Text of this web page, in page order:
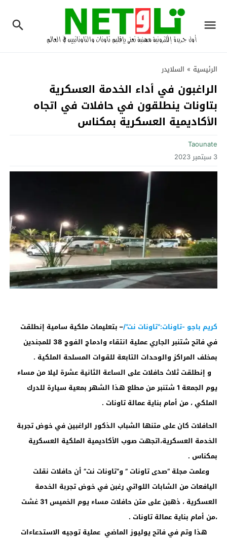
الرئيسية » السلايدر
الراغبون في أداء الخدمة العسكرية
بتاونات ينطلقون في حافلات في اتجاه
الأكاديمية العسكرية بمكناس
Taounate
3 سبتمبر 2023
كريم باجو -تاونات:”تاونات نت”/– بتعليمات ملكية سامية إنطلقت
في فاتح شتنبر الجاري عملية انتقاء وادماج الفوج 38 للمجندين
بمخلف المراكز والوحدات التابعة للقوات المسلحة الملكية .
و إنطلقت ثلاث حافلات على الساعة الثانية عشرة ليلا من مساء
يوم الجمعة 1 شتنبر من مطلع هذا الشهر بمعية سيارة للدرك
الملكي ، من أمام بناية عمالة تاونات .
الحافلات كان على متنها الشباب الذكور الراغبين في خوض تجربة
الخدمة العسكرية،اتجهت صوب الأكاديمية الملكية العسكرية
بمكناس .
وعلمت مجلة “صدى تاونات ” و”تاونات نت” أن حافلات نقلت
اليافعات من الشابات اللواتي رغبن في خوض تجربة الخدمة
العسكرية ، ذهبن على متن حافلات مساء يوم الخميس 31 غشت
،من أمام بناية عمالة تاونات .
هذا وتم في فاتح يوليوز الماضي عملية توجيه الاستدعاءات